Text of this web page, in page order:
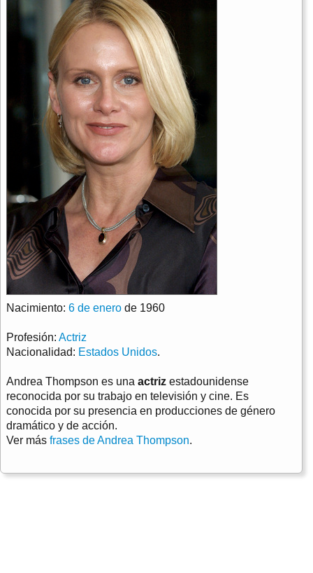
Nacimiento: 6 de enero de 1960
Profesión: Actriz
Nacionalidad: Estados Unidos.
Andrea Thompson es una actriz estadounidense
reconocida por su trabajo en televisión y cine. Es
conocida por su presencia en producciones de género
dramático y de acción.
Ver más frases de Andrea Thompson.